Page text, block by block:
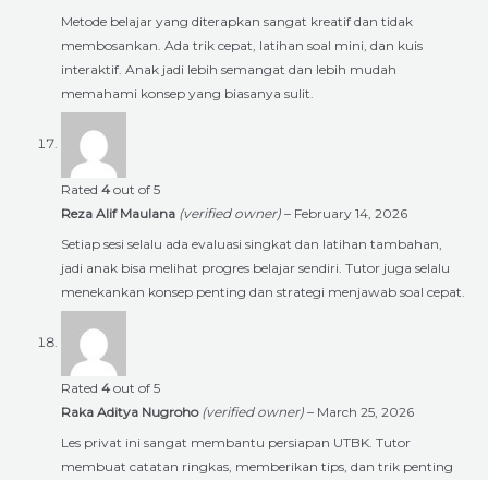
Metode belajar yang diterapkan sangat kreatif dan tidak
membosankan. Ada trik cepat, latihan soal mini, dan kuis
interaktif. Anak jadi lebih semangat dan lebih mudah
memahami konsep yang biasanya sulit.
Rated 4 out of 5
Reza Alif Maulana (verified owner) – February 14, 2026
Setiap sesi selalu ada evaluasi singkat dan latihan tambahan,
jadi anak bisa melihat progres belajar sendiri. Tutor juga selalu
menekankan konsep penting dan strategi menjawab soal cepat.
Rated 4 out of 5
Raka Aditya Nugroho (verified owner) – March 25, 2026
Les privat ini sangat membantu persiapan UTBK. Tutor
membuat catatan ringkas, memberikan tips, dan trik penting